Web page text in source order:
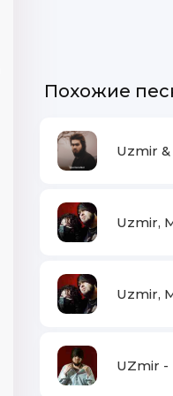
Похожие
Uzmir
Uzmir,
Uzmir,
UZmir -